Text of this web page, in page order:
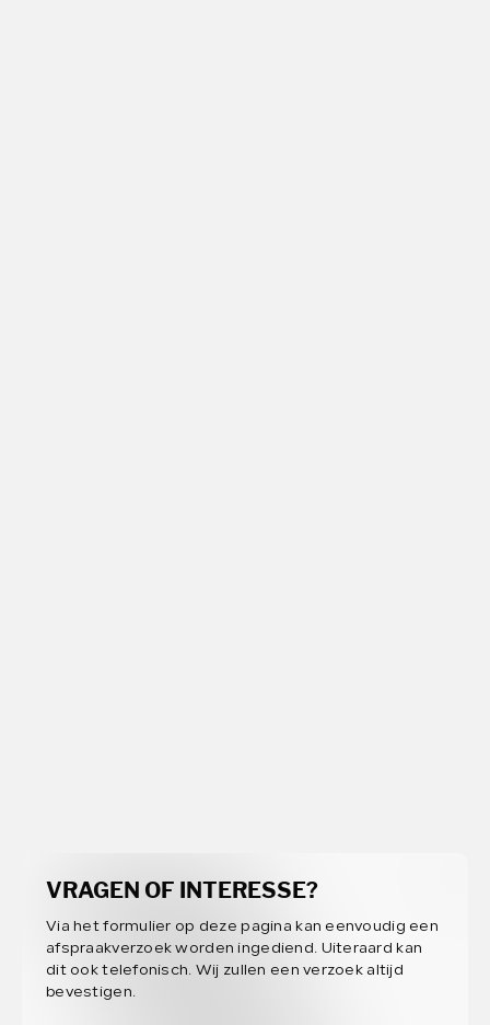
VRAGEN OF INTERESSE?
Via het formulier op deze pagina kan eenvoudig een
afspraakverzoek worden ingediend. Uiteraard kan
dit ook telefonisch. Wij zullen een verzoek altijd
bevestigen.